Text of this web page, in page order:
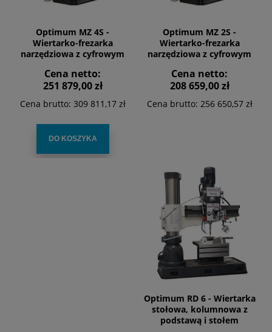
Optimum MZ 4S -
Wiertarko-frezarka
narzędziowa z cyfrowym
Cena netto:
251 879,00 zł
Cena brutto: 309 811,17 zł
DO KOSZYKA
Optimum MZ 2S -
Wiertarko-frezarka
narzędziowa z cyfrowym
Cena netto:
208 659,00 zł
Cena brutto: 256 650,57 zł
Optimum RD 6 - Wiertarka
stołowa, kolumnowa z
podstawą i stołem